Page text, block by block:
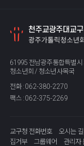
61995 전남광주통합특별
청소년회 / 청소년사목국
전화 :062-380-2270
팩스 :062-375-2269
교구청 전화번호 오시는 길
집거부
그룹웨어 관리자